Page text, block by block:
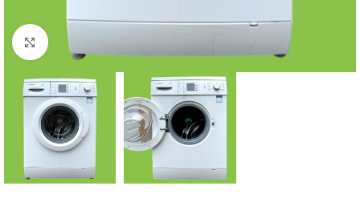
Click to enlarge